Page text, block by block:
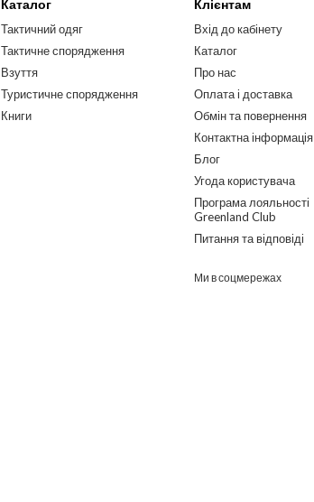
Каталог
Тактичний одяг
Тактичне спорядження
Взуття
Туристичне спорядження
Книги
Клієнтам
Вхід до кабінету
Каталог
Про нас
Оплата і доставка
Обмін та повернення
Контактна інформація
Блог
Угода користувача
Програма лояльності
Greenland Club
Питання та відповіді
Ми в соцмережах